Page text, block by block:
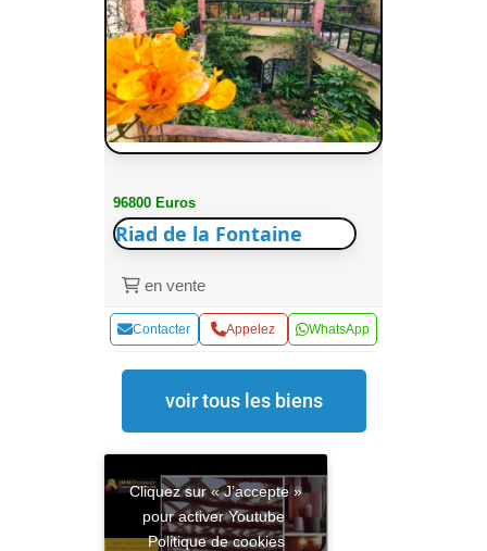
96800 Euros
Riad de la Fontaine
en vente
Contacter Appelez WhatsApp
voir tous les biens
Cliquez sur « J’accepte »
pour activer Youtube
Politique de cookies